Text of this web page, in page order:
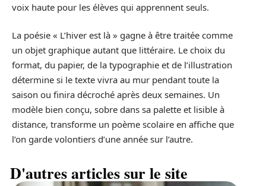
voix haute pour les élèves qui apprennent seuls.
La poésie « L’hiver est là » gagne à être traitée comme
un objet graphique autant que littéraire. Le choix du
format, du papier, de la typographie et de l’illustration
détermine si le texte vivra au mur pendant toute la
saison ou finira décroché après deux semaines. Un
modèle bien conçu, sobre dans sa palette et lisible à
distance, transforme un poème scolaire en affiche que
l’on garde volontiers d’une année sur l’autre.
D'autres articles sur le site